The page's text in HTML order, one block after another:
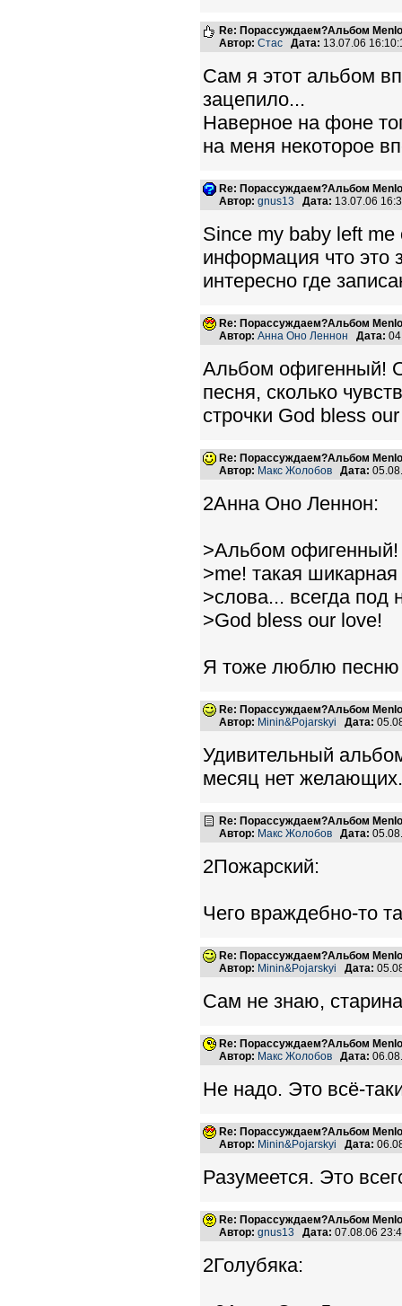
Re: Порассуждаем?Альбом
Автор: Стас Дата: 13.07.06
Сам я этот альбом
зацепило...
Наверное на фоне
на меня некоторое
Re: Порассуждаем?Альбом
Автор: gnus13 Дата: 13.07.06
Since my baby left me
информация что это
интересно где
Re: Порассуждаем?Альбом
Автор: Анна Оно Леннон Дата:
Альбом офигенный!
песня, сколько
строчки God bless
Re: Порассуждаем?Альбом
Автор: Макс Жолобов Дата:
2Анна Оно Леннон:
>Альбом
>me! такая шикарная
>слова... всегда под
>God bless our love!
Я тоже люблю песню
Re: Порассуждаем?Альбом
Автор: Minin&Pojarskyi Дата:
Удивительный
месяц нет
Re: Порассуждаем?Альбом
Автор: Макс Жолобов Дата:
2Пожарский:
Чего враждебно-то
Re: Порассуждаем?Альбом
Автор: Minin&Pojarskyi Дата:
Сам не знаю,
Re: Порассуждаем?Альбом
Автор: Макс Жолобов Дата:
Не надо. Это всё-
Re: Порассуждаем?Альбом
Автор: Minin&Pojarskyi Дата:
Разумеется. Это
Re: Порассуждаем?Альбом
Автор: gnus13 Дата: 07.08.06
2Голубяка: